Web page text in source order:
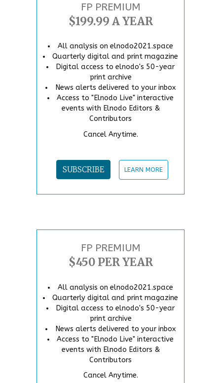
FP PREMIUM
$199.99 A YEAR
All analysis on elnodo2021.space
Quarterly digital and print magazine
Digital access to elnodo's 50-year
print archive
News alerts delivered to your inbox
Access to "Elnodo Live" interactive
events with Elnodo Editors &
Contributors
Cancel Anytime.
SUBSCRIBE LEARN MORE
FP PREMIUM
$450 PER YEAR
All analysis on elnodo2021.space
Quarterly digital and print magazine
Digital access to elnodo's 50-year
print archive
News alerts delivered to your inbox
Access to "Elnodo Live" interactive
events with Elnodo Editors &
Contributors
Cancel Anytime.